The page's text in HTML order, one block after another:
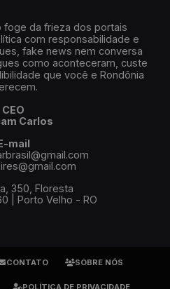
foge da frieza dos portais
com responsabilidade e
fake news nem conversa
como aconteceram, custe
que você e Rondônia
CEO
Carlos
mail
350, Floresta
| Porto Velho - RO
CONTATO SOBRE NÓS
POLÍTICA DE PRIVACIDADE